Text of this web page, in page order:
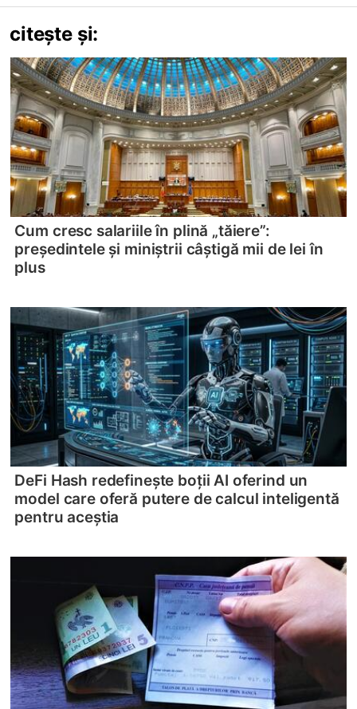
citește și:
Cum cresc salariile în plină „tăiere”:
președintele și miniștrii câștigă mii de lei în
plus
DeFi Hash redefinește boții AI oferind un
model care oferă putere de calcul inteligentă
pentru aceștia